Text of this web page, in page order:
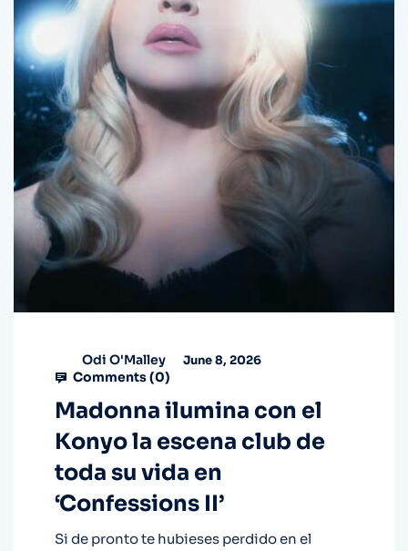
Odi O'Malley June 8, 2026
Comments (0)
Madonna ilumina con el
Konyo la escena club de
toda su vida en
‘Confessions II’
Si de pronto te hubieses perdido en el